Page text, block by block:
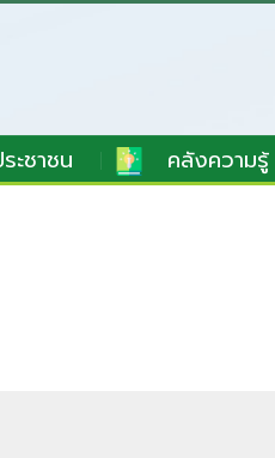
ะชาชน คลังความรู้